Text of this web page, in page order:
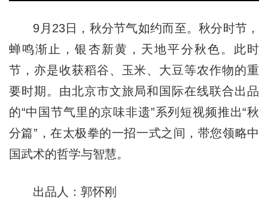
9月23日，秋分节气如约而至。秋分时节，
蝉鸣渐止，银杏新黄，天地平分秋色。此时
节，亦是收获稻谷、玉米、大豆等农作物的重
要时期。由北京市文旅局和国际在线联合出品
的“中国节气里的京味非遗”系列短视频推出“秋
分篇”，在太极拳的一招一式之间，带您领略中
国武术的哲学与智慧。
出品人：郭怀刚